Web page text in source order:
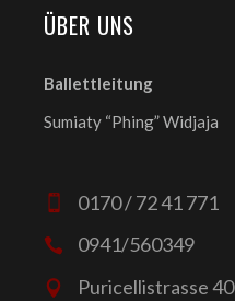
ÜBER UNS
Ballettleitung
Sumiaty “Phing” Widjaja
0170 / 72 41 771
0941/560349
Puricellistrasse 40